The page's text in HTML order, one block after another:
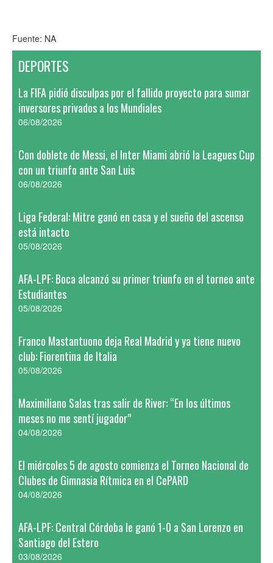
Fuente: NA
DEPORTES
La FIFA pidió disculpas por el fallido proyecto para sumar
inversores privados a los Mundiales
06/08/2026
Con doblete de Messi, el Inter Miami abrió la Leagues Cup
con un triunfo ante San Luis
06/08/2026
Liga Federal: Mitre ganó en casa y el sueño del ascenso
está intacto
05/08/2026
AFA-LPF: Boca alcanzó su primer triunfo en el torneo ante
Estudiantes
05/08/2026
Franco Mastantuono deja Real Madrid y ya tiene nuevo
club: Fiorentina de Italia
05/08/2026
Maximiliano Salas tras salir de River: “En los últimos
meses no me sentí jugador”
04/08/2026
El miércoles 5 de agosto comienza el Torneo Nacional de
Clubes de Gimnasia Rítmica en el CePARD
04/08/2026
AFA-LPF: Central Córdoba le ganó 1-0 a San Lorenzo en
Santiago del Estero
03/08/2026